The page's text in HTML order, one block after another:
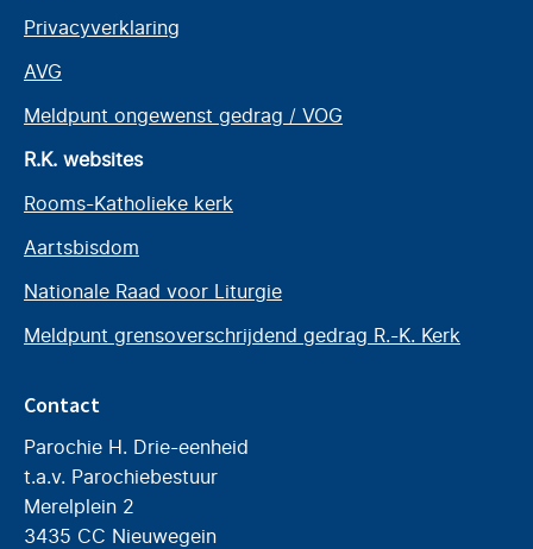
Privacyverklaring
AVG
Meldpunt ongewenst gedrag / VOG
R.K. websites
Rooms-Katholieke kerk
Aartsbisdom
Nationale Raad voor Liturgie
Meldpunt grensoverschrijdend gedrag R.-K. Kerk
Contact
Parochie H. Drie-eenheid
t.a.v. Parochiebestuur
Merelplein 2
3435 CC Nieuwegein